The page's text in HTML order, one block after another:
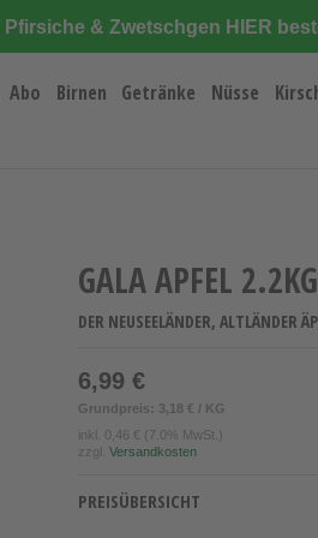
& Zwetschgen HIER
Abo Birnen Getränke Nüsse
GALA APFEL 2.2KG
DER NEUSEELÄNDER, ALTLÄNDER
6,99 €
Grundpreis: 3,18 € / KG
inkl. 0,46 € (7.0% MwSt.)
zzgl. Versandkosten
PREISÜBERSICHT